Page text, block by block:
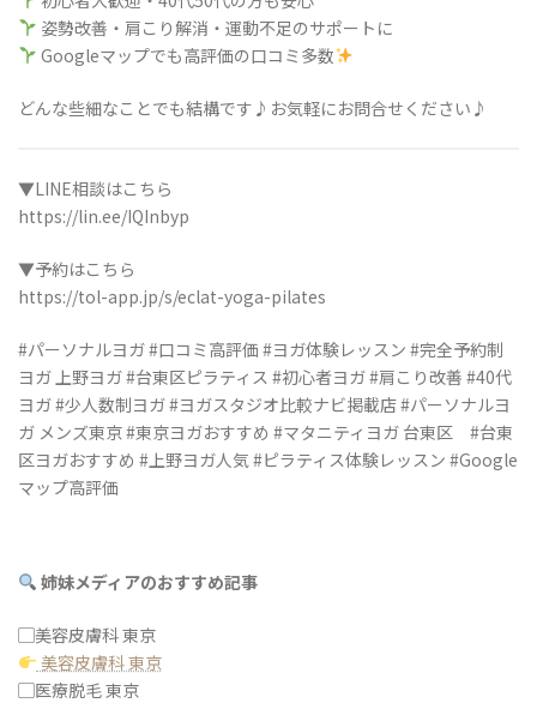
姿勢改善・肩こり解消・運動不足のサポートに
Googleマップでも高評価の口コミ多数
どんな些細なことでも結構です♪お気軽にお問合せください♪
▼LINE相談はこちら
https://lin.ee/IQInbyp
▼予約はこちら
https://tol-app.jp/s/eclat-yoga-pilates
#パーソナルヨガ #口コミ高評価 #ヨガ体験レッスン #完全予約制
ヨガ 上野ヨガ #台東区ピラティス #初心者ヨガ #肩こり改善 #40代
ヨガ #少人数制ヨガ #ヨガスタジオ比較ナビ掲載店 #パーソナルヨ
ガ メンズ東京 #東京ヨガおすすめ #マタニティヨガ 台東区 #台東
区ヨガおすすめ #上野ヨガ人気 #ピラティス体験レッスン #Google
マップ高評価
姉妹メディアのおすすめ記事
▢美容皮膚科 東京
美容皮膚科 東京
▢医療脱毛 東京